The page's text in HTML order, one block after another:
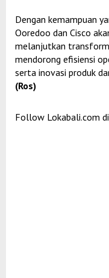
Dengan kemampuan
Ooredoo dan Cisco
melanjutkan
mendorong efisiensi
serta inovasi produk
(Ros)
Follow Lokabali.com di